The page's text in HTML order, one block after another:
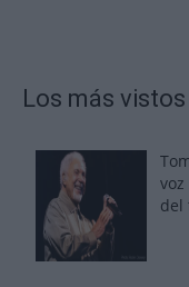
Los más vistos
del